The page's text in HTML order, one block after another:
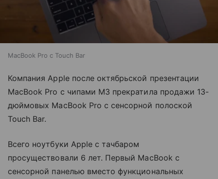
MacBook Pro c Touch Bar
Компания Apple после октябрьской презентации
MacBook Pro с чипами M3 прекратила продажи 13-
дюймовых MacBook Pro с сенсорной полоской
Touch Bar.
Всего ноутбуки Apple с тачбаром
просуществовали 6 лет. Первый MacBook с
сенсорной панелью вместо функциональных